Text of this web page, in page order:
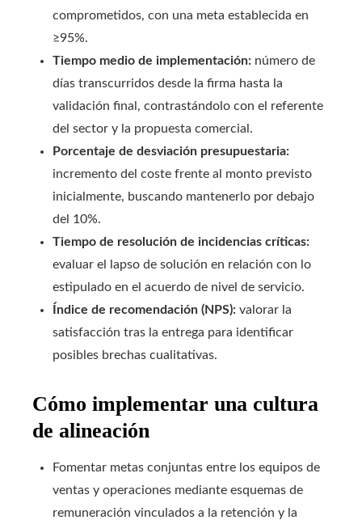
comprometidos, con una meta establecida en
≥95%.
Tiempo medio de implementación: número de
días transcurridos desde la firma hasta la
validación final, contrastándolo con el referente
del sector y la propuesta comercial.
Porcentaje de desviación presupuestaria:
incremento del coste frente al monto previsto
inicialmente, buscando mantenerlo por debajo
del 10%.
Tiempo de resolución de incidencias críticas:
evaluar el lapso de solución en relación con lo
estipulado en el acuerdo de nivel de servicio.
Índice de recomendación (NPS): valorar la
satisfacción tras la entrega para identificar
posibles brechas cualitativas.
Cómo implementar una cultura
de alineación
Fomentar metas conjuntas entre los equipos de
ventas y operaciones mediante esquemas de
remuneración vinculados a la retención y la